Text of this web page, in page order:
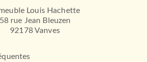
Louis Hachette
58 rue Jean Bleuzen
92178 Vanves